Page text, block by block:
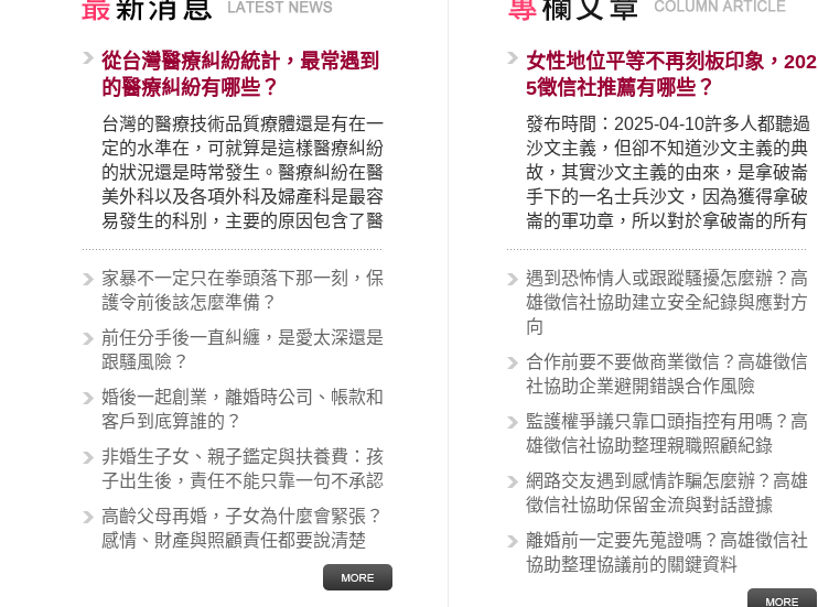
從台灣醫療糾紛統計，最常遇到
的醫療糾紛有哪些？
台灣的醫療技術品質療體還是有在一
定的水準在，可就算是這樣醫療糾紛
的狀況還是時常發生。醫療糾紛在醫
美外科以及各項外科及婦產科是最容
易發生的科別，主要的原因包含了醫
生未盡告知義務、醫療處置疏失、手
術疏失、術後照顧失當、醫療費用的
收取。雖然醫學進步，但醫生與病患
案例中最後都走向訴訟流程，我們如
果不幸遇到相關醫療糾紛時究竟該怎
麼處理呢？醫療糾紛相關的內容其實
非常多，有些案例…
家暴不一定只在拳頭落下那一刻，保
護令前後該怎麼準備？
前任分手後一直糾纏，是愛太深還是
跟騷風險？
婚後一起創業，離婚時公司、帳款和
客戶到底算誰的？
非婚生子女、親子鑑定與扶養費：孩
子出生後，責任不能只靠一句不承認
高齡父母再婚，子女為什麼會緊張？
感情、財產與照顧責任都要說清楚
女性地位平等不再刻板印象，202
5徵信社推薦有哪些？
發布時間：2025-04-10許多人都聽過
沙文主義，但卻不知道沙文主義的典
故，其實沙文主義的由來，是拿破崙
手下的一名士兵沙文，因為獲得拿破
崙的軍功章，所以對於拿破崙的所有
事蹟和政策產生狂熱崇拜，形成偏執
的狀況，所以沙文主義後來就被拿來
暗指偏見和歧視，而且有沙文主義傾
向的人，通常對於自己的國家和民族
國家的人，所以沙文主義也廣泛應用
在種族歧視的說法，甚至還出現了男
性沙文…
遇到恐怖情人或跟蹤騷擾怎麼辦？高
雄徵信社協助建立安全紀錄與應對方
向
合作前要不要做商業徵信？高雄徵信
社協助企業避開錯誤合作風險
監護權爭議只靠口頭指控有用嗎？高
雄徵信社協助整理親職照顧紀錄
網路交友遇到感情詐騙怎麼辦？高雄
徵信社協助保留金流與對話證據
離婚前一定要先蒐證嗎？高雄徵信社
協助整理協議前的關鍵資料